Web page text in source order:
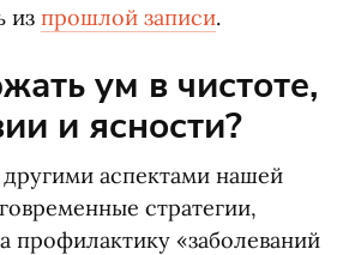
из прошлой записи.
ум в чистоте,
и ясности?
аспектами нашей
стратегии,
профилактику «заболеваний